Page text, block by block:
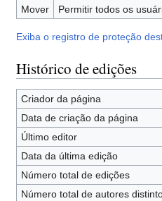
Mover
Permitir todos os
Exiba o registro de proteção
Histórico de edições
Criador da página
Data de criação da página
Último editor
Data da última edição
Número total de edições
Número total de autores